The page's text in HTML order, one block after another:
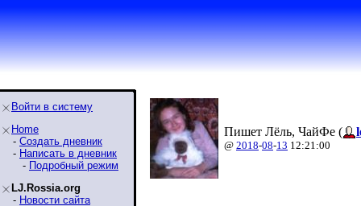
Войти в систему
Home
- Создать дневник
- Написать в дневник
- Подробный режим
LJ.Rossia.org
- Новости сайта
Пишет Лёль, ЧайФе (
@ 2018-08-13 12:21:00